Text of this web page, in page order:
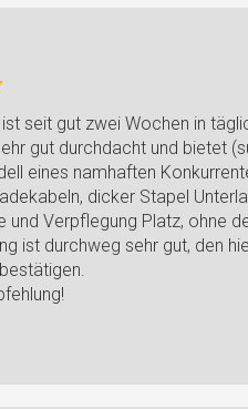
seit gut zwei Wochen in
gut durchdacht und bietet
eines namhaften
dicker Stapel
und Verpflegung Platz, ohne
ist durchweg sehr gut, den